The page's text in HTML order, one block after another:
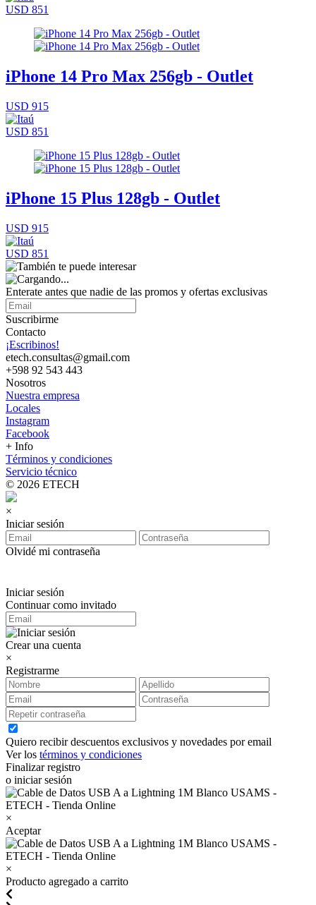
USD 851
iPhone 14 Pro Max 256gb - Outlet
USD 915
USD 851
iPhone 15 Plus 128gb - Outlet
USD 915
USD 851
Enterate antes que nadie de las promos y ofertas exclusivas
Suscribirme
Contacto
¡Escribinos!
etech.consultas@gmail.com
+598 92 543 443
Nosotros
Nuestra empresa
Locales
Instagram
Facebook
+ Info
Términos y condiciones
Servicio técnico
© 2026 ETECH
×
Iniciar sesión
Olvidé mi contraseña
Iniciar sesión
Continuar como invitado
Crear una cuenta
×
Registrarme
Quiero recibir descuentos exclusivos y novedades por email
Ver los términos y condiciones
Finalizar registro
o iniciar sesión
×
Aceptar
×
Producto agregado a carrito